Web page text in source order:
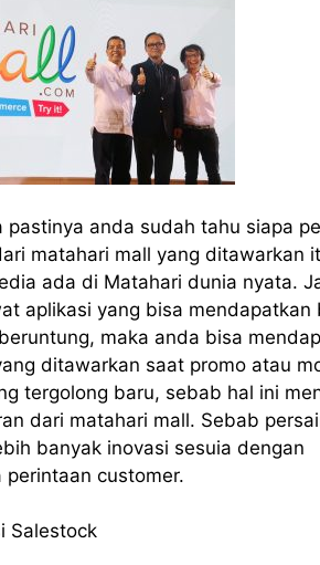
anda sudah tahu siapa
matahari mall yang ditawarkan
ada di Matahari dunia nyata.
aplikasi yang bisa mendapatkan
maka anda bisa
ditawarkan saat promo atau
tergolong baru, sebab hal ini
dari matahari mall. Sebab
banyak inovasi sesuia dengan
customer.
Salestock